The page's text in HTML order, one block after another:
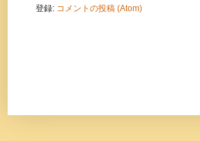
登録: コメントの投稿 (Atom)